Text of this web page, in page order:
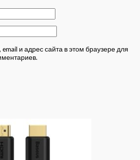
и адрес сайта в этом браузере для